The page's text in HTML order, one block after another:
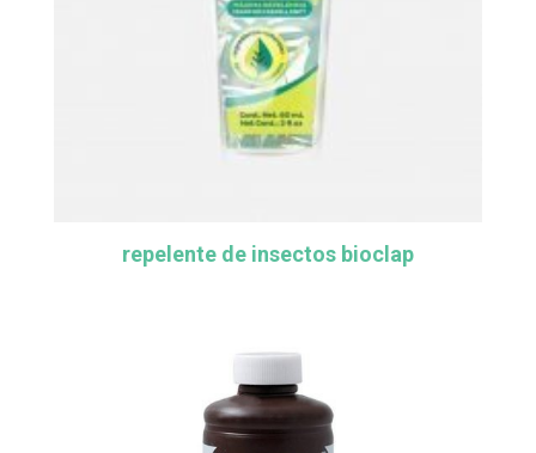
repelente de insectos bioclap